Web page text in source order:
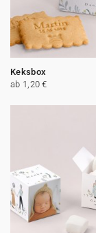
Keksbox
ab 1,20 €